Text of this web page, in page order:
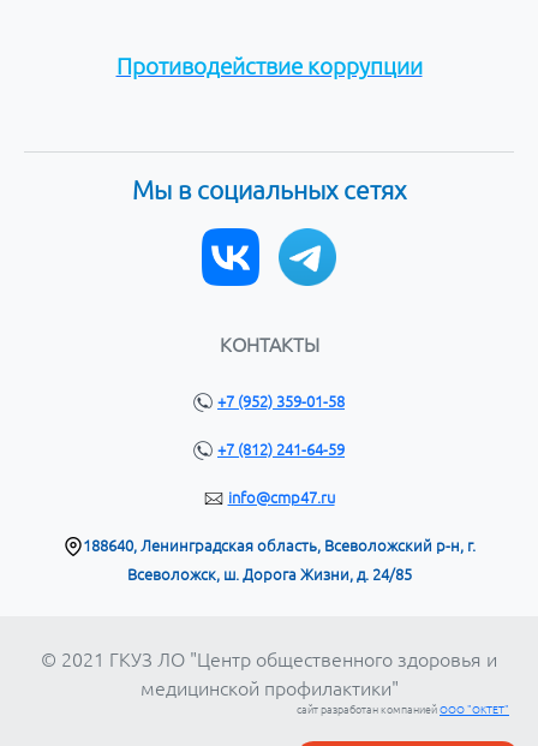
Противодействие коррупции
Мы в социальных сетях
КОНТАКТЫ
+7 (952) 359-01-58
+7 (812) 241-64-59
info@cmp47.ru
188640, Ленинградская область, Всеволожский р-н, г.
Всеволожск, ш. Дорога Жизни, д. 24/85
© 2021 ГКУЗ ЛО "Центр общественного здоровья и
медицинской профилактики"
сайт разработан компанией ООО "ОКТЕТ"